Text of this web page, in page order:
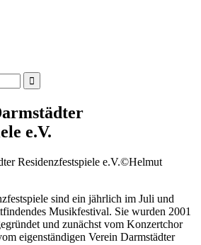
e.V.
©Helmut
sind ein jährlich im Juli und
Musikfestival. Sie wurden 2001
und zunächst vom Konzertchor
eigenständigen Verein Darmstädter